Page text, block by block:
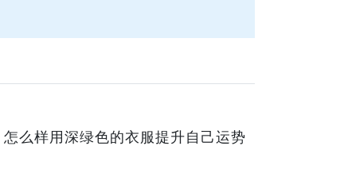
么样用深绿色的衣服提升自己运势